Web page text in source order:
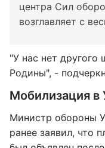
центра Сил
возглавляет с
"У нас нет
Родины", -
Мобилизация в
Министр обороны
ранее заявил, что